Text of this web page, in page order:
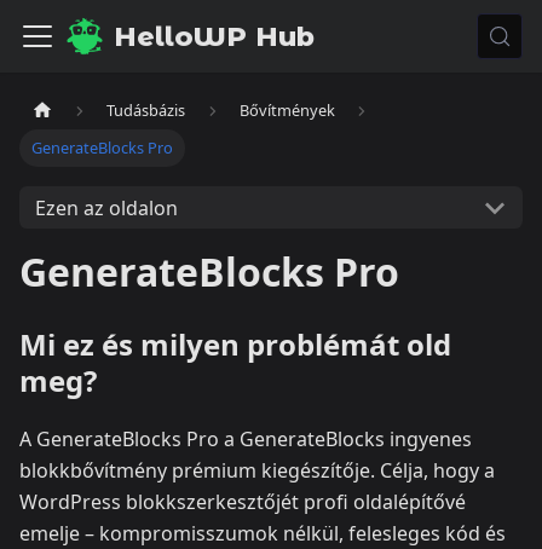
HelloWP Hub
Tudásbázis
Bővítmények
GenerateBlocks Pro
Ezen az oldalon
GenerateBlocks Pro
Mi ez és milyen problémát old
meg?
A GenerateBlocks Pro a GenerateBlocks ingyenes
blokkbővítmény prémium kiegészítője. Célja, hogy a
WordPress blokk­szerkesztőjét profi oldalépítővé
emelje – kompromisszumok nélkül, felesleges kód és